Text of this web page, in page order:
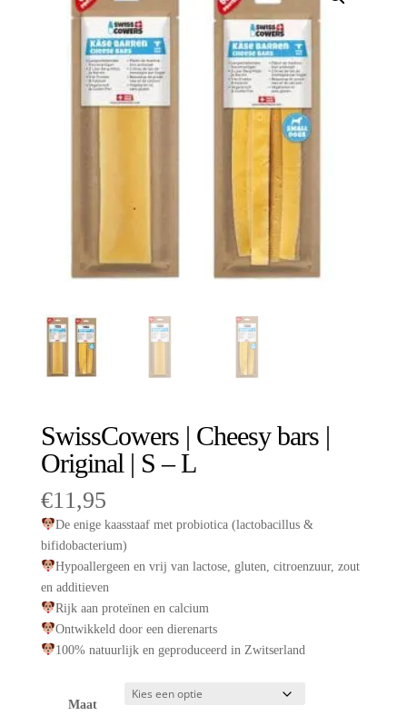
SwissCowers | Cheesy bars |
Original | S – L
€11,95
De enige kaasstaaf met probiotica (lactobacillus &
bifidobacterium)
Hypoallergeen en vrij van lactose, gluten, citroenzuur, zout
en additieven
Rijk aan proteïnen en calcium
Ontwikkeld door een dierenarts
100% natuurlijk en geproduceerd in Zwitserland
Maat